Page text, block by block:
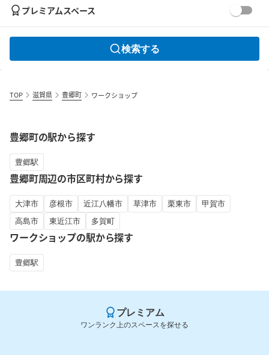
プレミアムスペース
検索する
TOP 滋賀県 豊郷町 ワークショップ
豊郷町の駅から探す
豊郷駅
豊郷町周辺の市区町村から探す
大津市 彦根市 近江八幡市 草津市 栗東市
甲賀市
高島市
東近江市 多賀町
ワークショップの駅から探す
豊郷駅
プレミアム
ワンランク上のスペースを探せる